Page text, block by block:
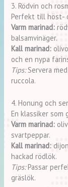
3. Rödvin och
Perfekt till höst-
Varm marinad:
balsamvinäger.
Kall marinad:
och en nypa
Tips:Servera
ruccola.
4. Honung och
En klassiker som
Varm marinad:
svartpeppar.
Kall marinad:
hackad rödlök.
Tips:Passar
gräslök.